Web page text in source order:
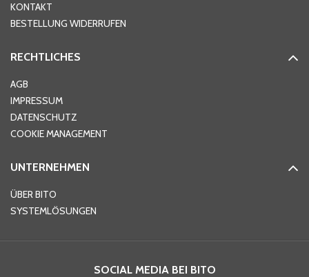
Ort*
Telefon
KONTAKT
BESTELLUNG WIDERRUFEN
RECHTLICHES
AGB
IMPRESSUM
DATENSCHUTZ
COOKIE MANAGEMENT
UNTERNEHMEN
ÜBER BITO
SYSTEMLÖSUNGEN
SOCIAL MEDIA BEI BITO